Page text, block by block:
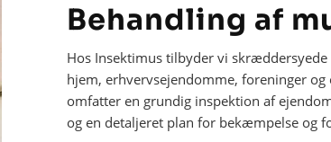
Behandling af
Hos Insektimus tilbyder vi
hjem, erhvervsejendomme, foreninger
omfatter en grundig inspektion af
og en detaljeret plan for bekæmpelse og